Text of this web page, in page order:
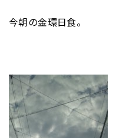
今朝の金環日食。